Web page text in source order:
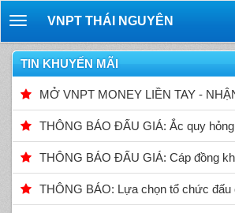
Toggle
navigation
VNPT THÁI NGUYÊN
TIN KHUYẾN MÃI
MỞ VNPT MONEY LIỀN TAY -
THÔNG BÁO ĐẤU GIÁ: Ắc quy
THÔNG BÁO ĐẤU GIÁ: Cáp đồng
THÔNG BÁO: Lựa chọn tổ chức đấu